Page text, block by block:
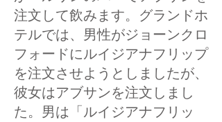
注文して飲みます。グランドホ
テルでは、男性がジョーンクロ
フォードにルイジアナフリップ
を注文させようとしましたが、
彼女はアブサンを注文しまし
た。男は「ルイジアナフリッ